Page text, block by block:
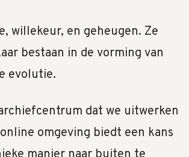
willekeur, en geheugen. Ze
bestaan in de vorming van
evolutie.
dat we uitwerken
omgeving biedt een kans